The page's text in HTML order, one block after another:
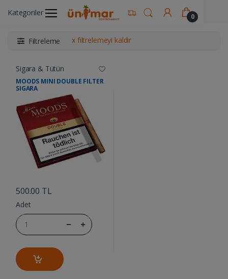
Kategoriler 0
Ünimar Anasayfa Sigara & Tütün
Filtreleme x filtrelemeyi kaldır
Sigara & Tütün
MOODS MINI DOUBLE FILTER
SIGARA
500.00 TL
Adet